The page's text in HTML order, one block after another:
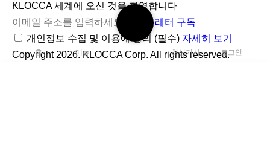
검
색
하
기
홈 메뉴 최신기사 로그인
I
n
s
t
Y
o
u
t
K
L
O
C
KLOCCA 세계에 오신 것을 환영합니다
뉴스레터 구독
개인정보 수집 및 이용에 동의 (필수) 자세히 보기
Copyright 2026. KLOCCA Corp. All rights reserved.